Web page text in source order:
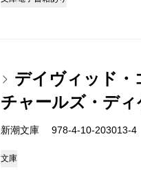
デイヴィッド・
チャールズ・デ
新潮文庫 978-4-10-
文庫